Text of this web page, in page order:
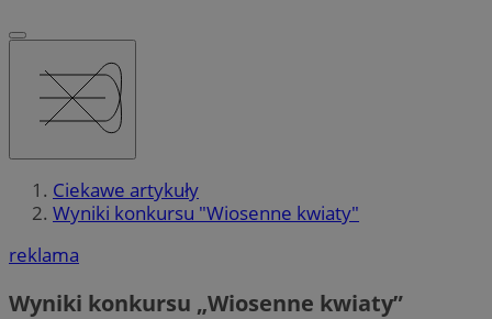
Ciekawe artykuły
Wyniki konkursu "Wiosenne kwiaty"
reklama
Wyniki konkursu „Wiosenne kwiaty”